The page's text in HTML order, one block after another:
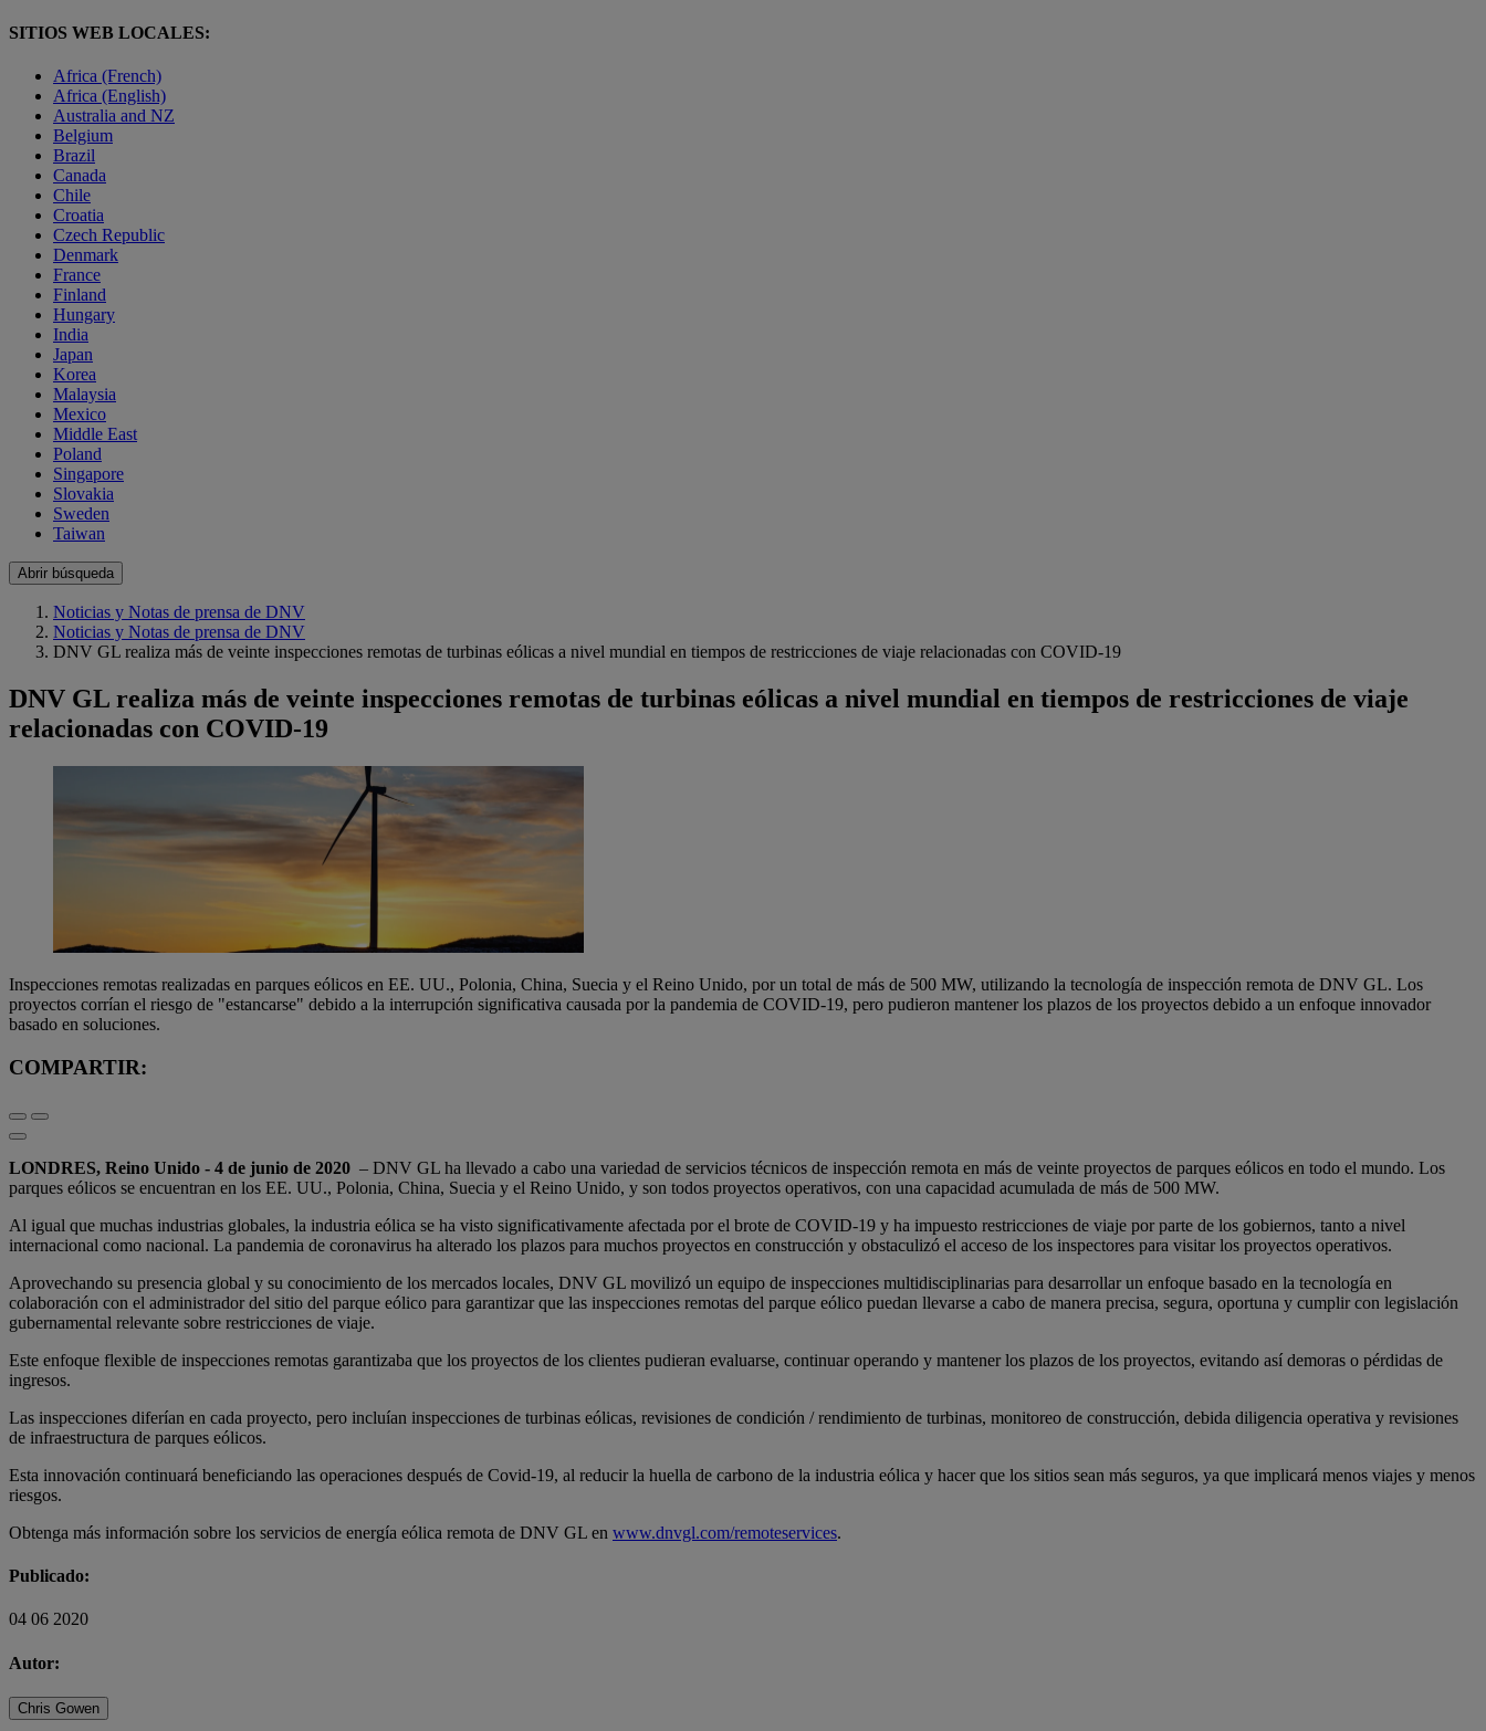
SITIOS WEB LOCALES:
Africa (French)
Africa (English)
Australia and NZ
Belgium
Brazil
Canada
Chile
Croatia
Czech Republic
Denmark
France
Finland
Hungary
India
Japan
Korea
Malaysia
Mexico
Middle East
Poland
Singapore
Slovakia
Sweden
Taiwan
Abrir búsqueda
Noticias y Notas de prensa de DNV
Noticias y Notas de prensa de DNV
DNV GL realiza más de veinte inspecciones remotas de turbinas eólicas a nivel mundial en tiempos de restricciones de viaje relacionadas con COVID-19
DNV GL realiza más de veinte inspecciones remotas de turbinas eólicas a nivel mundial en tiempos de restricciones de viaje
relacionadas con COVID-19
Inspecciones remotas realizadas en parques eólicos en EE. UU., Polonia, China, Suecia y el Reino Unido, por un total de más de 500 MW, utilizando la tecnología de inspección remota de DNV GL. Los
proyectos corrían el riesgo de "estancarse" debido a la interrupción significativa causada por la pandemia de COVID-19, pero pudieron mantener los plazos de los proyectos debido a un enfoque innovador
basado en soluciones.
COMPARTIR:
LONDRES, Reino Unido - 4 de junio de 2020 – DNV GL ha llevado a cabo una variedad de servicios técnicos de inspección remota en más de veinte proyectos de parques eólicos en todo el mundo. Los
parques eólicos se encuentran en los EE. UU., Polonia, China, Suecia y el Reino Unido, y son todos proyectos operativos, con una capacidad acumulada de más de 500 MW.
Al igual que muchas industrias globales, la industria eólica se ha visto significativamente afectada por el brote de COVID-19 y ha impuesto restricciones de viaje por parte de los gobiernos, tanto a nivel
internacional como nacional. La pandemia de coronavirus ha alterado los plazos para muchos proyectos en construcción y obstaculizó el acceso de los inspectores para visitar los proyectos operativos.
Aprovechando su presencia global y su conocimiento de los mercados locales, DNV GL movilizó un equipo de inspecciones multidisciplinarias para desarrollar un enfoque basado en la tecnología en
colaboración con el administrador del sitio del parque eólico para garantizar que las inspecciones remotas del parque eólico puedan llevarse a cabo de manera precisa, segura, oportuna y cumplir con legislación
gubernamental relevante sobre restricciones de viaje.
Este enfoque flexible de inspecciones remotas garantizaba que los proyectos de los clientes pudieran evaluarse, continuar operando y mantener los plazos de los proyectos, evitando así demoras o pérdidas de
ingresos.
Las inspecciones diferían en cada proyecto, pero incluían inspecciones de turbinas eólicas, revisiones de condición / rendimiento de turbinas, monitoreo de construcción, debida diligencia operativa y revisiones
de infraestructura de parques eólicos.
Esta innovación continuará beneficiando las operaciones después de Covid-19, al reducir la huella de carbono de la industria eólica y hacer que los sitios sean más seguros, ya que implicará menos viajes y menos
riesgos.
Obtenga más información sobre los servicios de energía eólica remota de DNV GL en www.dnvgl.com/remoteservices.
Publicado:
04 06 2020
Autor:
Chris Gowen